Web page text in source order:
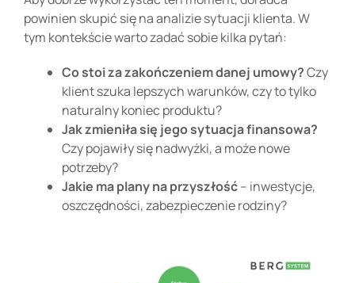
powinien skupić się na analizie sytuacji klienta. W
tym kontekście warto zadać sobie kilka pytań:
Co stoi za zakończeniem danej umowy?Czy
klient szuka lepszych warunków, czy to tylko
naturalny koniec produktu?
Jak zmieniła się jego sytuacja finansowa?
Czy pojawiły się nadwyżki, a może nowe
potrzeby?
Jakie ma plany na przyszłość– inwestycje,
oszczędności, zabezpieczenie rodziny?